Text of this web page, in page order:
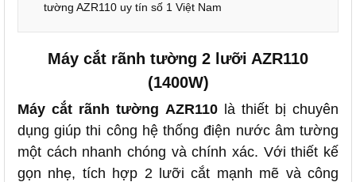
tường AZR110 uy tín số 1 Việt Nam
Máy cắt rãnh tường 2 lưỡi AZR110
(1400W)
Máy cắt rãnh tường AZR110là thiết bị chuyên
dụng giúp thi công hệ thống điện nước âm tường
một cách nhanh chóng và chính xác. Với thiết kế
gọn nhẹ, tích hợp 2 lưỡi cắt mạnh mẽ và công